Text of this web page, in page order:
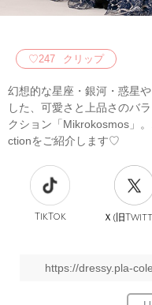
♡247 クリップ
幻想的な星座・銀河・惑星
した、可愛さと上品さのバ
クション「Mikrokosmos」
ctionをご紹介します♡
TikTok Ｘ(旧
https://dressy.pla-